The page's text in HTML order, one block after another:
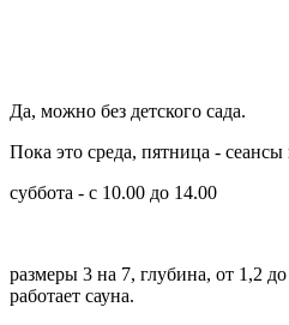
Да, можно без детского сада.
Пока это среда, пятница -
суббота - с 10.00 до 14.00
размеры 3 на 7, глубина, от 1,2
работает сауна.